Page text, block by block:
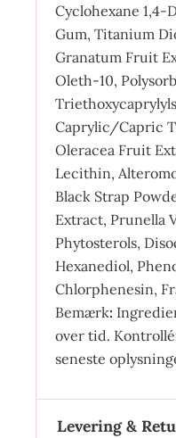
Cyclohexane 1,4-
Gum, Titanium
Granatum Fruit
Oleth-10,
Caprylic/Capric
Oleracea Fruit
Lecithin,
Black Strap
Extract, Prunella
Phytosterols,
Hexanediol,
Chlorphenesin,
Bemærk:
over tid.
seneste
Levering &